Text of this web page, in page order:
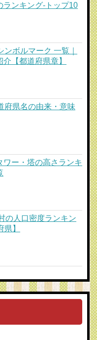
ランキング-トップ10
ボルマーク 一覧｜
【都道府県章】
府県名の由来・意味
ワー・塔の高さランキ
の人口密度ランキン
】